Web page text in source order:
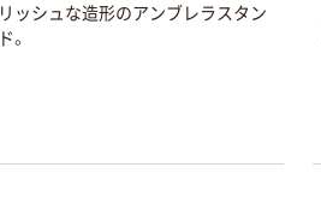
リッシュな造形のアンブレラスタン
ド。